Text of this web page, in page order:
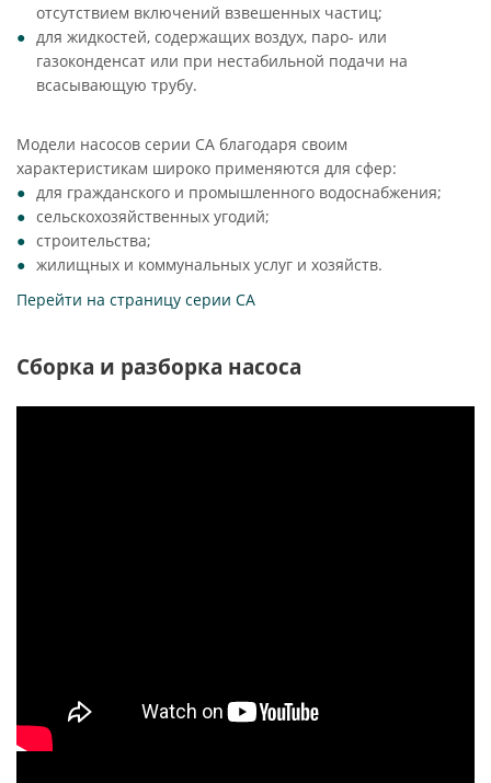
отсутствием включений взвешенных частиц;
для жидкостей, содержащих воздух, паро- или
газоконденсат или при нестабильной подачи на
всасывающую трубу.
Модели насосов серии CA благодаря своим
характеристикам широко применяются для сфер:
для гражданского и промышленного водоснабжения;
сельскохозяйственных угодий;
строительства;
жилищных и коммунальных услуг и хозяйств.
Перейти на страницу серии CA
Сборка и разборка насоса